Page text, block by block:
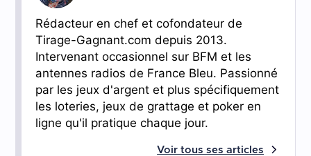
Rédacteur en chef et cofondateur de
Tirage-Gagnant.com depuis 2013.
Intervenant occasionnel sur BFM et les
antennes radios de France Bleu. Passionné
par les jeux d'argent et plus spécifiquement
les loteries, jeux de grattage et poker en
ligne qu'il pratique chaque jour.
Voir tous ses articles